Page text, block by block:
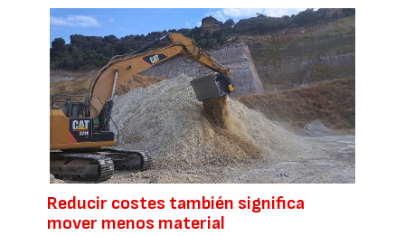
Reducir costes también significa
mover menos material